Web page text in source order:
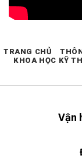
Vận
TRANG CHỦ
KHOA HỌC KỸ